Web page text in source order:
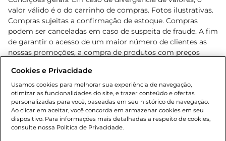
valor válido é o do carrinho de compras. Fotos ilustrativas.
Compras sujeitas a confirmação de estoque. Compras
podem ser canceladas em caso de suspeita de fraude. A fim
de garantir o acesso de um maior número de clientes as
nossas promoções, a compra de produtos com preços
cliente. Os preços, ofertas e condições são exclusivos para
o e-commerce e válidos durante o dia de hoje, podendo
sofrer alterações sem prévia notificação. Proibida a venda
de bebidas alcoólicas para menores de 18 anos, conforme
Lei n.º 8069/90, art. 81, inciso II (Estatuto da Criança e do
Adolescente). Preços e condições exclusivos para o
Cookies e Privacidade
Usamos cookies para melhorar sua experiência de navegação,
otimizar as funcionalidades do site, e trazer conteúdo e ofertas
personalizadas para você, baseadas em seu histórico de navegação.
Ao clicar em aceitar, você concorda em armazenar cookies em seu
dispositivo. Para informações mais detalhadas a respeito de cookies,
consulte nossa Política de Privacidade.